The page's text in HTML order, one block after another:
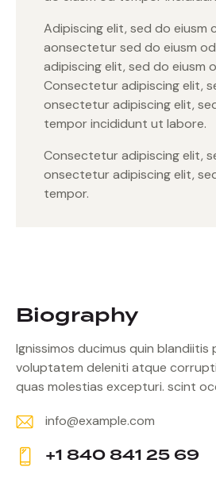
Adipiscing elit, sed do eiusm
aonsectetur sed do eiusm
adipiscing elit, sed do eiusm
Consectetur adipiscing elit,
onsectetur adipiscing elit,
tempor incididunt ut labore.
Consectetur adipiscing elit,
onsectetur adipiscing elit,
tempor.
Biography
Ignissimos ducimus quin blandiitis
voluptatem deleniti atque
quas molestias excepturi. scint
E-
m
info@example.com
+1 840 841 25 69